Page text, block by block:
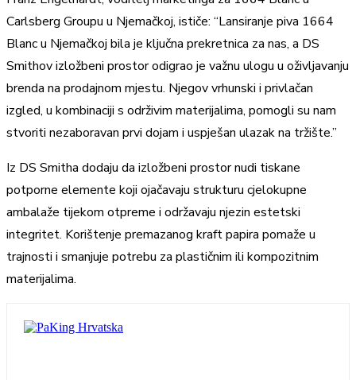
Carlsberg Groupu u Njemačkoj, ističe: “Lansiranje piva 1664
Blanc u Njemačkoj bila je ključna prekretnica za nas, a DS
Smithov izložbeni prostor odigrao je važnu ulogu u oživljavanju
brenda na prodajnom mjestu. Njegov vrhunski i privlačan
izgled, u kombinaciji s održivim materijalima, pomogli su nam
stvoriti nezaboravan prvi dojam i uspješan ulazak na tržište.”
Iz DS Smitha dodaju da izložbeni prostor nudi tiskane
potporne elemente koji ojačavaju strukturu cjelokupne
ambalaže tijekom otpreme i održavaju njezin estetski
integritet. Korištenje premazanog kraft papira pomaže u
trajnosti i smanjuje potrebu za plastičnim ili kompozitnim
materijalima.